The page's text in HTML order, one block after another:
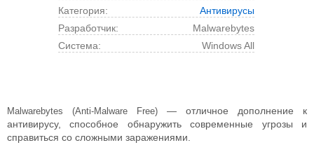
Категория:
Антивирусы
Разработчик:
Malwarebytes
Cистема:
Windows All
Malwarebytes (Anti-Malware Free) — отличное дополнение к
антивирусу, способное обнаружить современные угрозы и
справиться со сложными заражениями.